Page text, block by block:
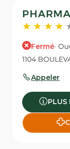
Fermé·
1104
Appeler
PLUS